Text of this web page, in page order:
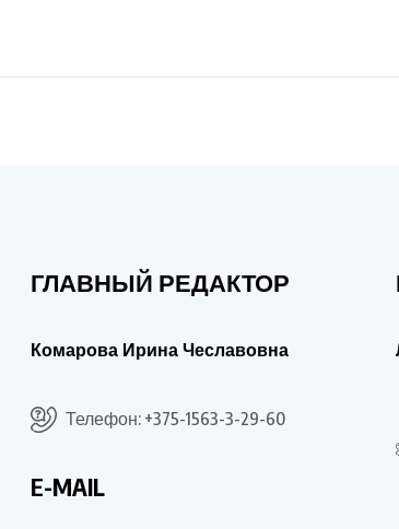
ГЛАВНЫЙ РЕДАКТОР
Комарова Ирина Чеславовна
Телефон: +375-1563-3-29-60
E-MAIL